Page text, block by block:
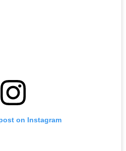
on Instagram